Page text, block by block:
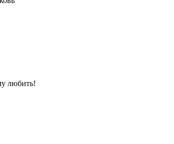
любить!